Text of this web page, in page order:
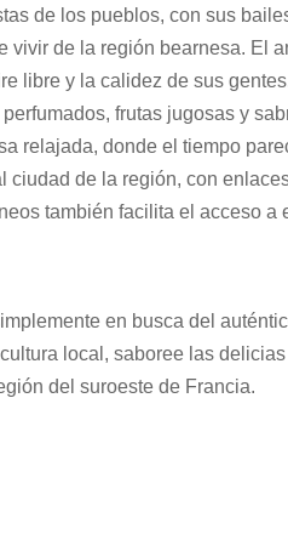
de los pueblos, con sus
vivir de la región bearnesa. El
libre y la calidez de sus
frutas jugosas y
relajada, donde el tiempo
ciudad de la región, con
también facilita el acceso a
en busca del
local, saboree las delicias
del suroeste de Francia.